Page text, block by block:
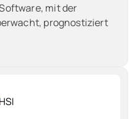
mit der
prognostiziert